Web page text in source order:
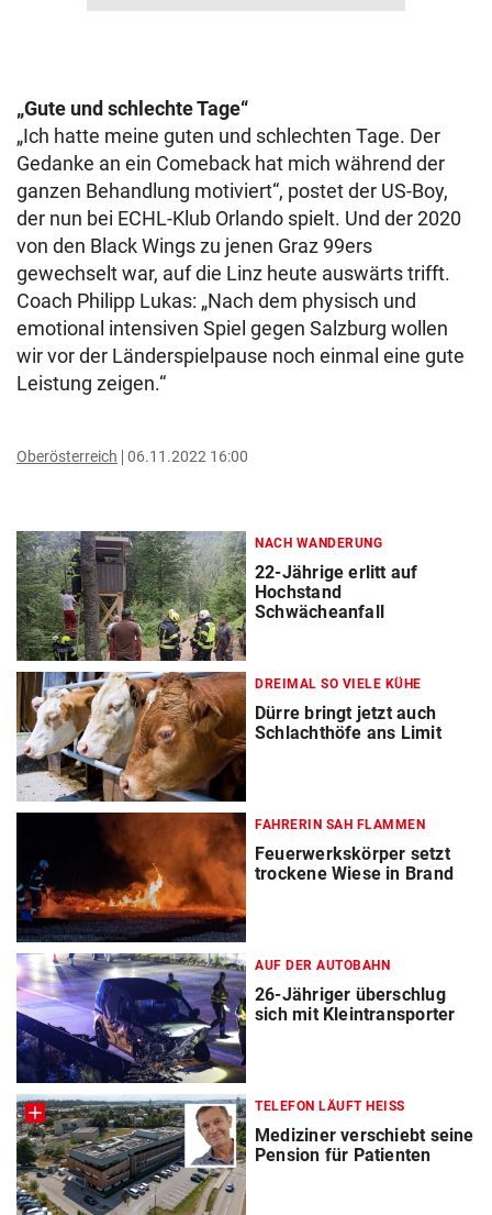
„Gute und schlechte Tage“
„Ich hatte meine guten und schlechten Tage. Der
Gedanke an ein Comeback hat mich während der
ganzen Behandlung motiviert“, postet der US-Boy,
der nun bei ECHL-Klub Orlando spielt. Und der 2020
von den Black Wings zu jenen Graz 99ers
gewechselt war, auf die Linz heute auswärts trifft.
Coach Philipp Lukas: „Nach dem physisch und
emotional intensiven Spiel gegen Salzburg wollen
wir vor der Länderspielpause noch einmal eine gute
Leistung zeigen.“
Oberösterreich 06.11.2022 16:00
NACH WANDERUNG
22-Jährige erlitt auf
Hochstand
Schwächeanfall
DREIMAL SO VIELE KÜHE
Dürre bringt jetzt auch
Schlachthöfe ans Limit
FAHRERIN SAH FLAMMEN
Feuerwerkskörper setzt
trockene Wiese in Brand
AUF DER AUTOBAHN
26-Jähriger überschlug
sich mit Kleintransporter
TELEFON LÄUFT HEISS
Mediziner verschiebt seine
Pension für Patienten